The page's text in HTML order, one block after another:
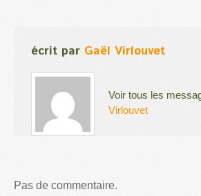
écrit par Gaël Virlouvet
Voir tous les
Virlouvet
Pas de commentaire.